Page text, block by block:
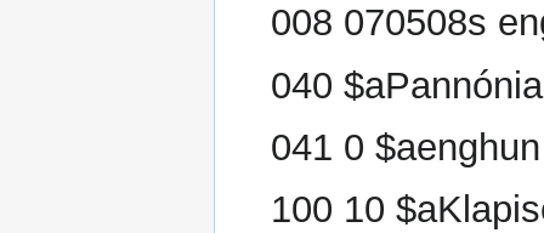
008 070508s
040
041 0 $aenghun
100 10